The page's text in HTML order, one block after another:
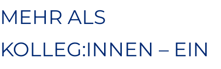
MEHR ALS
KOLLEG:INNEN – EIN